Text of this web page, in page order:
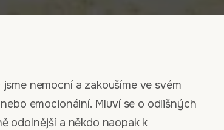
nemocní a zakoušíme ve svém
emocionální. Mluví se o odlišných
odolnější a někdo naopak k